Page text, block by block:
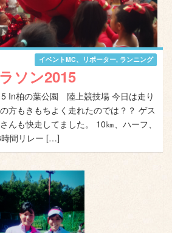
イベントMC、リポーター, ランニング
ソン2015
In柏の葉公園 陸上競技場 今日は走り
方もきもちよく走れたのでは？？ ゲス
んも快走してました。 10㎞、ハーフ、
時間リレー […]